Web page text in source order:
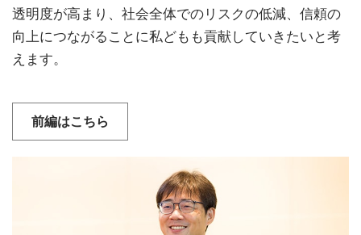
透明度が高まり、社会全体でのリスクの低減、信頼の
向上につながることに私どもも貢献していきたいと考
えます。
前編はこちら